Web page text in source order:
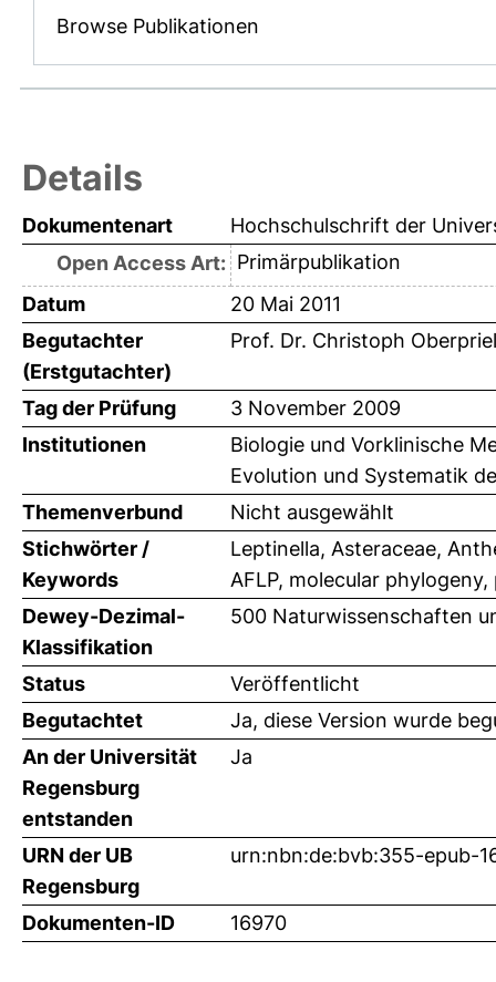
Browse Publikationen
Details
Dokumentenart
Hochschulschrift der
Open Access Art: Primärpublikation
Datum
20 Mai 2011
Begutachter
(Erstgutachter)
Prof. Dr. Christoph
Tag der Prüfung
3 November 2009
Institutionen
Biologie und Vorklinische
Evolution und Systematik
Themenverbund
Nicht ausgewählt
Stichwörter /
Keywords
Leptinella, Asteraceae,
AFLP, molecular
Dewey-Dezimal-
Klassifikation
500 Naturwissenschaften
Status
Veröffentlicht
Begutachtet
Ja, diese Version wurde
An der Universität
Regensburg
entstanden
Ja
URN der UB
Regensburg
urn:nbn:de:bvb:355-epub-
Dokumenten-ID 16970